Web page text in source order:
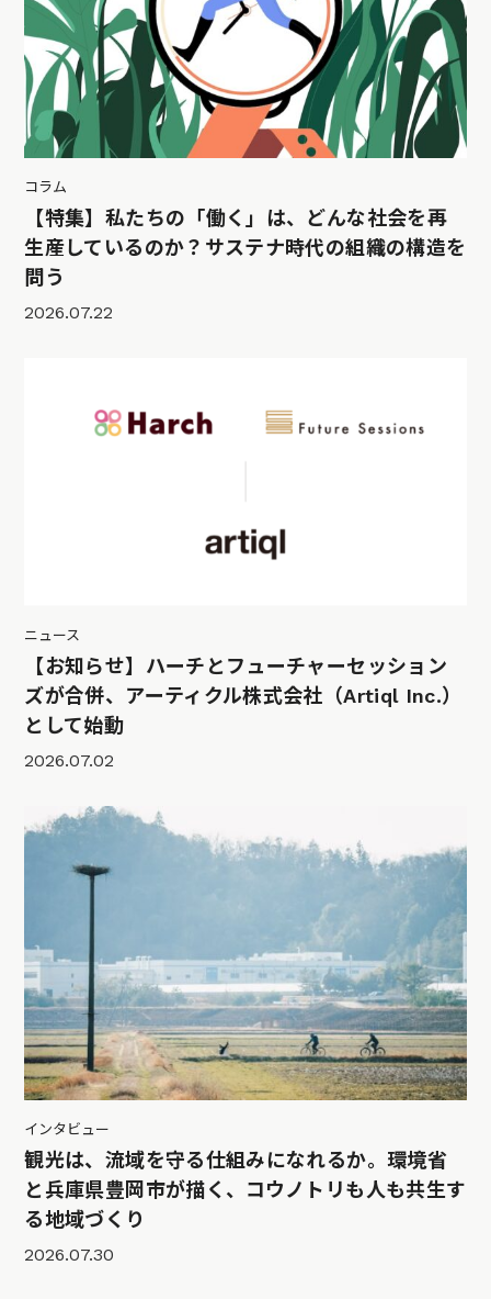
コラム
【特集】私たちの「働く」は、どんな社会を再
生産しているのか？サステナ時代の組織の構造を
問う
2026.07.22
ニュース
【お知らせ】ハーチとフューチャーセッション
ズが合併、アーティクル株式会社（Artiql Inc.）
として始動
2026.07.02
インタビュー
観光は、流域を守る仕組みになれるか。環境省
と兵庫県豊岡市が描く、コウノトリも人も共生す
る地域づくり
2026.07.30